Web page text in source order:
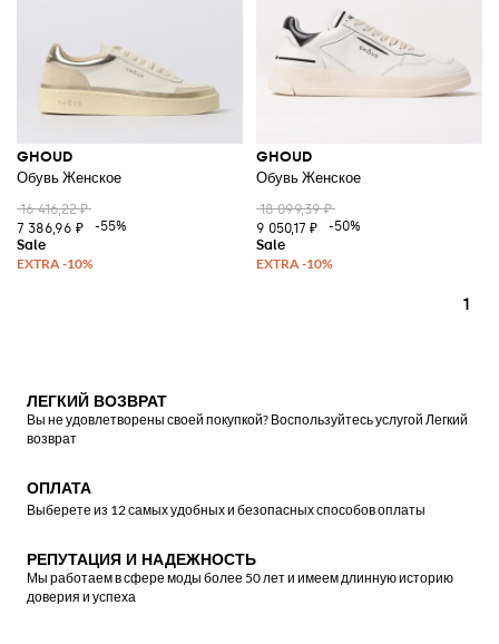
GHOUD
Обувь Женское
16 416,22 ₽
7 386,96 ₽
-55%
GHOUD
Обувь Женское
18 099,39 ₽
9 050,17 ₽
-50%
1
ЛЕГКИЙ ВОЗВРАТ
Вы не удовлетворены своей покупкой? Воспользуйтесь услугой Легкий
возврат
ОПЛАТА
Выберете из 12 самых удобных и безопасных способов оплаты
РЕПУТАЦИЯ И НАДЕЖНОСТЬ
Мы работаем в сфере моды более 50 лет и имеем длинную историю
доверия и успеха